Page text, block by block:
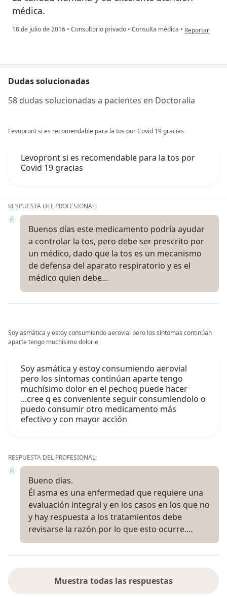
médica.
18 de julio de 2016 • Consultorio privado • Consulta médica • en opinión del
Reportar
Dudas solucionadas
58 dudas solucionadas a pacientes en Doctoralia
Levopront si es recomendable para la tos por Covid 19 gracias
Levopront si es recomendable para la tos por
Covid 19 gracias
RESPUESTA DEL PROFESIONAL:
Buenos días este medicamento podría ayudar
a controlar la tos, pero debe ser prescrito por
un médico, dado que la tos es un mecanismo
de defensa del aparato respiratorio y es el
médico quien debe…
Soy asmática y estoy consumiendo aerovial pero los síntomas continúan
aparte tengo muchísimo dolor e
Soy asmática y estoy consumiendo aerovial
pero los síntomas continúan aparte tengo
muchísimo dolor en el pechoq puede hacer
...cree q es conveniente seguir consumiendolo o
puedo consumir otro medicamento más
efectivo y con mayor acción
RESPUESTA DEL PROFESIONAL:
Bueno días.
Él asma es una enfermedad que requiere una
evaluación integral y en los casos en los que no
y hay respuesta a los tratamientos debe
revisarse la razón por lo que esto ocurre.…
Muestra todas las respuestas